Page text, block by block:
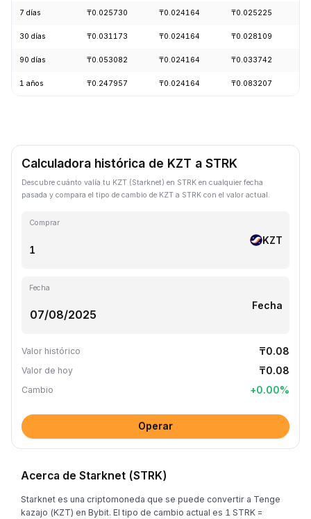
7 días ₸0.025730 ₸0.024164 ₸0.025225
30 días ₸0.031173 ₸0.024164 ₸0.028109
90 días ₸0.053082 ₸0.024164 ₸0.033742
1 años ₸0.247957 ₸0.024164 ₸0.083207
Calculadora histórica de KZT a STRK
Descubre cuánto valía tu KZT (Starknet) en STRK en cualquier fecha
pasada y compara el tipo de cambio de KZT a STRK con el valor actual.
Comprar
KZT
Fecha
Fecha
Valor histórico ₸0.08
Valor de hoy ₸0.08
Cambio +0.00%
Operar
Acerca de Starknet (STRK)
Starknet es una criptomoneda que se puede convertir a Tenge
kazajo (KZT) en Bybit. El tipo de cambio actual es 1 STRK =